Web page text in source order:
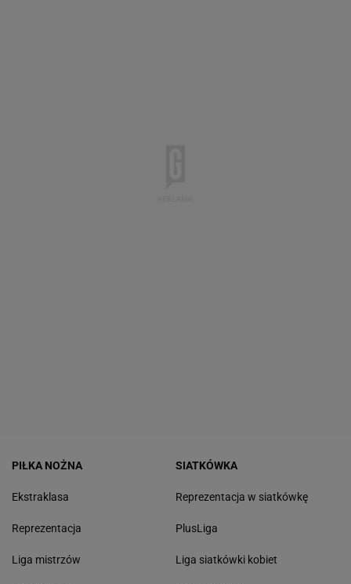
PIŁKA NOŻNA
Ekstraklasa
Reprezentacja
Liga mistrzów
SIATKÓWKA
Reprezentacja w siatkówkę
PlusLiga
Liga siatkówki kobiet